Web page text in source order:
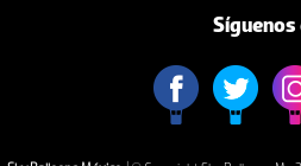
Síguenos